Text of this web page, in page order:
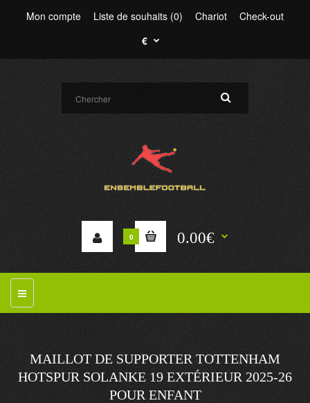
Mon compte Liste de souhaits (0) Chariot
Check-out
€
0 0.00€
MAILLOT DE SUPPORTER TOTTENHAM
HOTSPUR SOLANKE 19 EXTÉRIEUR 2025-26
POUR ENFANT